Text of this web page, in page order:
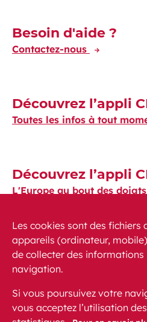
Découvrez-en plus
Besoin d'aide ?
Contactez-nous
Découvrez l’appli
Toutes les infos à tout
Découvrez l’appli
L'Europe au bout des doigts
Mentions légales
Les cookies sont des fichiers
appareils (ordinateur,
de collecter des
navigation.
Si vous poursuivez votre
vous acceptez l’utilisation